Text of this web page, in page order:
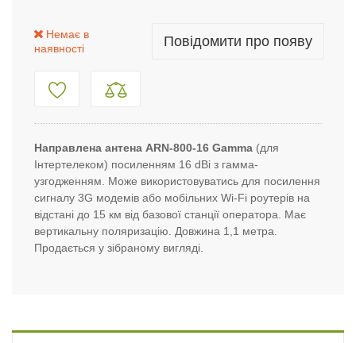
Немає в
наявності
Повідомити про появу
Направлена ​​антена ARN-800-16 Gamma (для
Інтертелеком) посиленням 16 dBi з гамма-
узгодженням. Може використовуватись для посилення
сигналу 3G модемів або мобільних Wi-Fi роутерів на
відстані до 15 км від базової станції оператора. Має
вертикальну поляризацію. Довжина 1,1 метра.
Продається у зібраному вигляді.